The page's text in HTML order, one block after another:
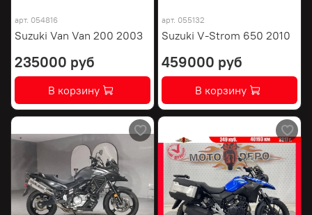
арт. 054816
Suzuki Van Van 200 2003
235000 руб
В корзину
арт. 055132
Suzuki V-Strom 650 2010
459000 руб
В корзину